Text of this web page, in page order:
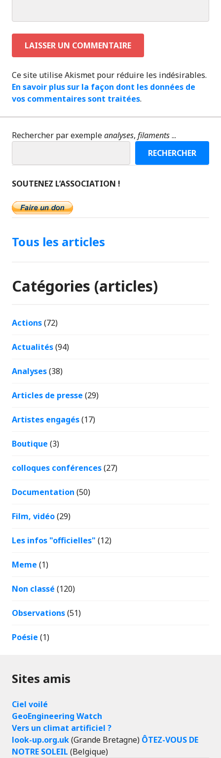
Ce site utilise Akismet pour réduire les indésirables.
En savoir plus sur la façon dont les données de
vos commentaires sont traitées.
Rechercher par exempleanalyses, filaments...
RECHERCHER
SOUTENEZ L’ASSOCIATION !
Tous les articles
Catégories (articles)
Actions(72)
Actualités(94)
Analyses(38)
Articles de presse (29)
Artistes engagés(17)
Boutique (3)
colloques conférences(27)
Documentation (50)
Film, vidéo(29)
Les infos "officielles" (12)
Meme (1)
Non classé (120)
Observations(51)
Poésie (1)
Sites amis
Ciel voilé
GeoEngineering Watch
Vers un climat artificiel ?
look-up.org.uk(Grande Bretagne) ÔTEZ-VOUS DE
NOTRE SOLEIL (Belgique)